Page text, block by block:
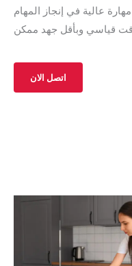
عالية في إنجاز المهام
اتصل الان